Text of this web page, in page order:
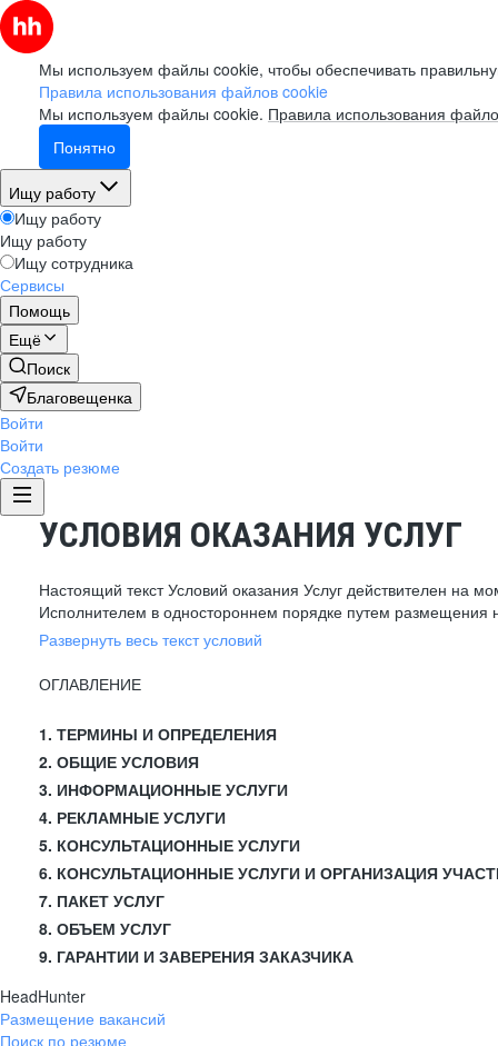
Мы используем файлы cookie, чтобы обеспечивать
Правила использования файлов cookie
Мы используем файлы cookie. Правила использования
Понятно
Ищу работу
Ищу работу
Ищу работу
Ищу сотрудника
Сервисы
Помощь
Ещё
Поиск
Благовещенка
Войти
Войти
Создать резюме
УСЛОВИЯ ОКАЗАНИЯ УСЛУГ
Настоящий текст Условий оказания Услуг действителен на
Исполнителем в одностороннем порядке путем размещения
Развернуть весь текст условий
ОГЛАВЛЕНИЕ
1. ТЕРМИНЫ И ОПРЕДЕЛЕНИЯ
2. ОБЩИЕ УСЛОВИЯ
3. ИНФОРМАЦИОННЫЕ УСЛУГИ
4. РЕКЛАМНЫЕ УСЛУГИ
5. КОНСУЛЬТАЦИОННЫЕ УСЛУГИ
6. КОНСУЛЬТАЦИОННЫЕ УСЛУГИ И ОРГАНИЗАЦИЯ
7. ПАКЕТ УСЛУГ
8. ОБЪЕМ УСЛУГ
9. ГАРАНТИИ И ЗАВЕРЕНИЯ ЗАКАЗЧИКА
HeadHunter
Размещение вакансий
Поиск по резюме